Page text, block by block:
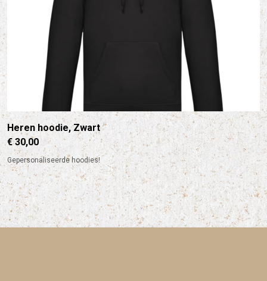
Heren hoodie, Zwart
€ 30,00
Gepersonaliseerde hoodies!